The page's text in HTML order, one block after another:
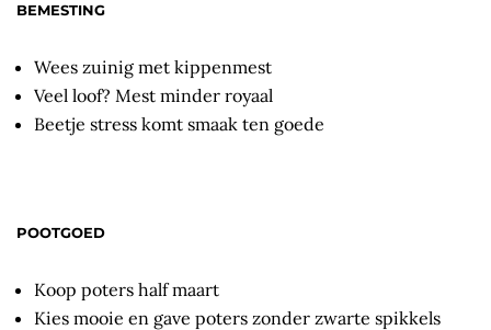
BEMESTING
Wees zuinig met kippenmest
Veel loof? Mest minder royaal
Beetje stress komt smaak ten goede
POOTGOED
Koop poters half maart
Kies mooie en gave poters zonder zwarte spikkels